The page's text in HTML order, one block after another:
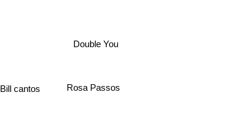
Bill cantos
Double You